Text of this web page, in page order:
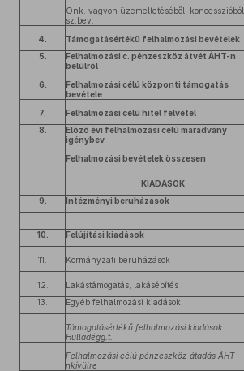
Önk. vagyon üzemeltetéséből, koncesszióból
sz.bev.
4.
Támogatásértékű felhalmozási bevételek
5.
Felhalmozási c. pénzeszköz átvét ÁHT-n
belülről
6.
Felhalmozási célú központi támogatás
bevétele
7.
Felhalmozási célú hitel felvétel
8.
Előző évi felhalmozási célú maradvány
igénybev
Felhalmozási bevételek összesen
KIADÁSOK
9.
Intézményi beruházások
10. Felújítási kiadások
11. Kormányzati beruházások
12.
Lakástámogatás, lakásépítés
13.
Egyéb felhalmozási kiadások
Támogatásértékű felhalmozási kiadások
Hulladégg.t.
Felhalmozási célú pénzeszköz átadás ÁHT-
nkívülre